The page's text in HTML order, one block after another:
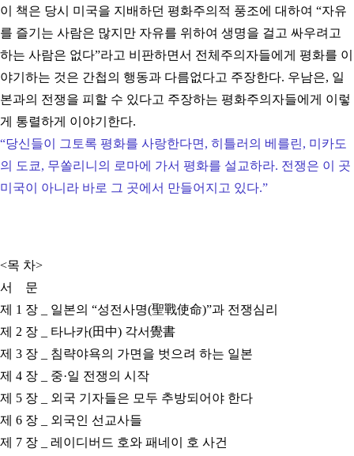
이 책은 당시 미국을 지배하던 평화주의적 풍조에 대하여 “자유
를 즐기는 사람은 많지만 자유를 위하여 생명을 걸고 싸우려고
하는 사람은 없다”라고 비판하면서 전체주의자들에게 평화를 이
야기하는 것은 간첩의 행동과 다름없다고 주장한다. 우남은, 일
본과의 전쟁을 피할 수 있다고 주장하는 평화주의자들에게 이렇
게 통렬하게 이야기한다.
“당신들이 그토록 평화를 사랑한다면, 히틀러의 베를린, 미카도
의 도쿄, 무쏠리니의 로마에 가서 평화를 설교하라. 전쟁은 이 곳
미국이 아니라 바로 그 곳에서 만들어지고 있다.”​
<목 차>
서 문
제 1 장 _ 일본의 “성전사명(聖戰使命)”과 전쟁심리
제 2 장 _ 타나카(田中) 각서覺書
제 3 장 _ 침략야욕의 가면을 벗으려 하는 일본
제 4 장 _ 중·일 전쟁의 시작
제 5 장 _ 외국 기자들은 모두 추방되어야 한다
제 6 장 _ 외국인 선교사들
제 7 장 _ 레이디버드 호와 패네이 호 사건